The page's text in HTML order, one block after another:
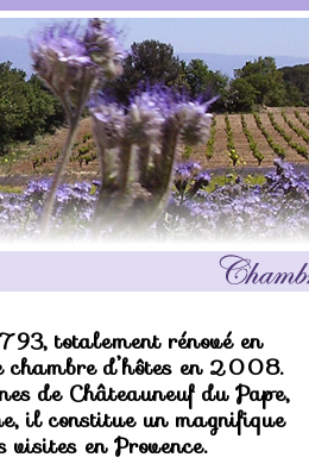
totalement rénové en
d’hôtes en 2008.
de Châteauneuf du Pape,
il constitue un magnifique
visites en Provence.